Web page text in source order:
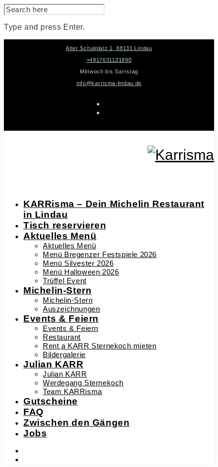
SEARCH
FOR:
Type and press Enter.
Alter Schulplatz 1, 88131 Lindau
+4917631121890
Mittwoch bis Samstag
info@karrisma-lindau.de
KARRisma – Dein Michelin Restaurant
in Lindau
Tisch reservieren
Aktuelles Menü
Aktuelles Menü
Menü Bregenzer Festspiele 2026
Menü Silvester 2026
Menü Halloween 2026
Trüffel Event
Michelin-Stern
Michelin-Stern
Auszeichnungen
Events & Feiern
Events & Feiern
Restaurant
Rent a KARR Sternekoch mieten
Bildergalerie
Julian KARR
Julian KARR
Werdegang Sternekoch
Team KARRisma
Gutscheine
FAQ
Zwischen den Gängen
Jobs